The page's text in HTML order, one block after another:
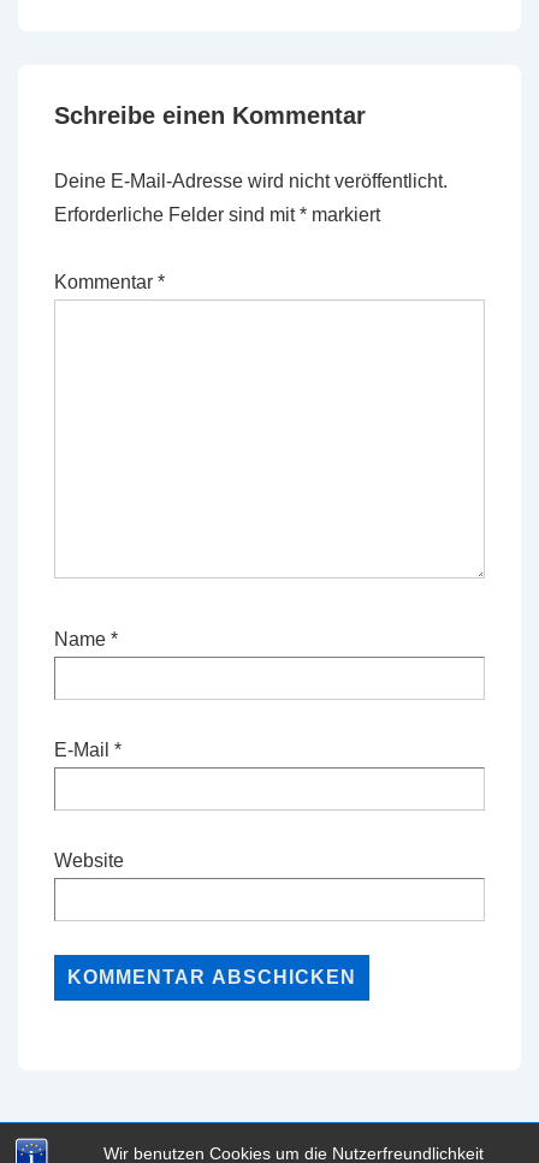
Wir benutzen Cookies um die Nutzerfreundlichkeit
Schreibe einen Kommentar
Deine E-Mail-Adresse wird nicht veröffentlicht.
Erforderliche Felder sind mit* markiert
Kommentar *
Name *
E-Mail *
Website